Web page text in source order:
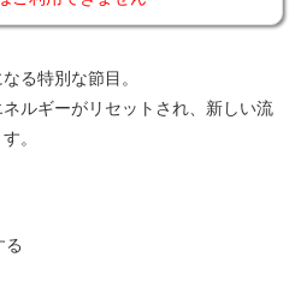
る特別な節目。
ルギーがリセットされ、新しい流
。
る